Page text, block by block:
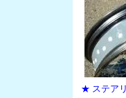
★ ステア